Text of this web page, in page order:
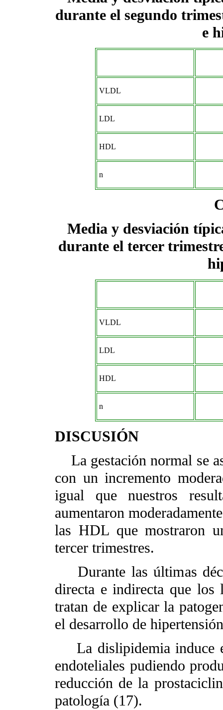
durante el segundo
e
VLDL
LDL
HDL
n
Media y desviación
durante el tercer
VLDL
LDL
HDL
n
DISCUSIÓN
La gestación normal se
con un incremento
igual que nuestros
aumentaron
las HDL que mostraron
tercer trimestres.
Durante las últimas
directa e indirecta que los
tratan de explicar la
el desarrollo de
La dislipidemia induce
endoteliales pudiendo
reducción de la
patología (17).